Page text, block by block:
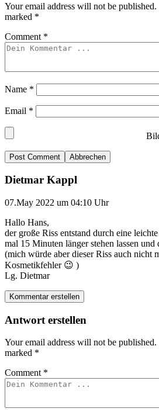
Your email address will not be published.
marked *
Comment *
Name *
Email *
Abbrechen
Dietmar Kappl
07.May 2022 um 04:10 Uhr
Hallo Hans,
der große Riss entstand durch eine
mal 15 Minuten länger stehen lassen
(mich würde aber dieser Riss auch nicht
Kosmetikfehler 😉 )
Lg. Dietmar
Kommentar erstellen
Antwort erstellen
Your email address will not be published.
marked *
Comment *